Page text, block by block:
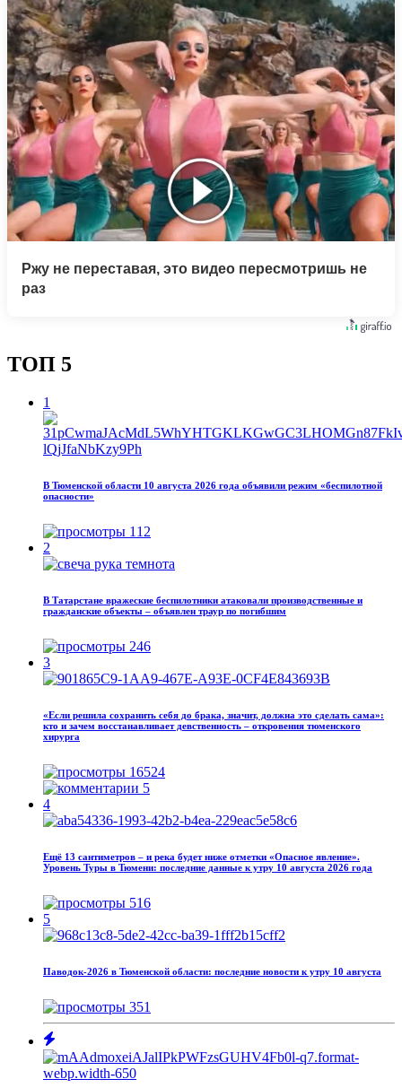
Ржу не переставая, это видео пересмотришь не
раз
ТОП 5
1
В Тюменской области 10 августа 2026 года объявили режим «беспилотной
опасности»
112
2
В Татарстане вражеские беспилотники атаковали производственные и
гражданские объекты – объявлен траур по погибшим
246
3
«Если решила сохранить себя до брака, значит, должна это сделать сама»:
кто и зачем восстанавливает девственность – откровения тюменского
хирурга
16524
5
4
Ещё 13 сантиметров – и река будет ниже отметки «Опасное явление».
Уровень Туры в Тюмени: последние данные к утру 10 августа 2026 года
516
5
Паводок‑2026 в Тюменской области: последние новости к утру 10 августа
351